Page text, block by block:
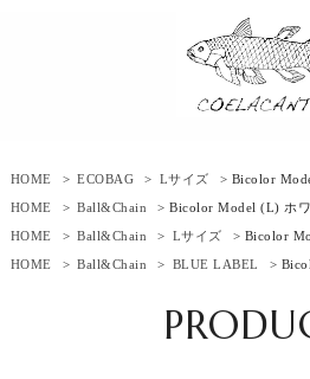
HOME > ECOBAG > Lサイズ
> Bicolor
HOME
> Ball&Chain
> Bicolor Model (L) ホ
HOME
> Ball&Chain > Lサイズ
> Bicolor
HOME
> Ball&Chain > BLUE LABEL >